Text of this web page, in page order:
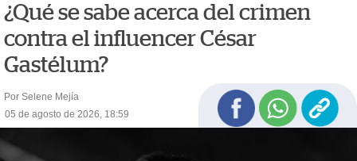
¿Qué se sabe acerca del crimen
contra el influencer César
Gastélum?
Por Selene Mejía
05 de agosto de 2026, 18:59